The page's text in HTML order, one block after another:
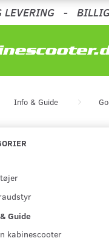
LEVERING -
Info & Guide
Guide
kabinescooter